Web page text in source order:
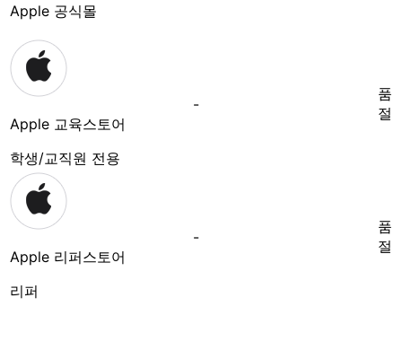
Apple 공식몰
Apple 교육스토어
학생/교직원 전용
-
품
절
Apple 리퍼스토어
리퍼
-
품
절